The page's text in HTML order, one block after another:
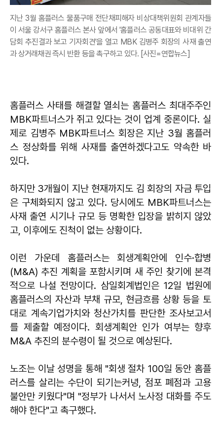
지난 3월 홈플러스 물품구매 전단채피해자 비상대책위원회 관계자들
이 서울 강서구 홈플러스 본사 앞에서 '홈플러스 공동대표와 비대위 간
담회 추진결과 보고 기자회견'을 열고 MBK 김병주 회장의 사재 출연
과 상거래채권 즉시 반환 등을 촉구하고 있다. [사진=연합뉴스]
홈플러스 사태를 해결할 열쇠는 홈플러스 최대주주인
MBK파트너스가 쥐고 있다는 것이 업계 중론이다. 실
제로 김병주 MBK파트너스 회장은 지난 3월 홈플러
스 정상화를 위해 사재를 출연하겠다고도 약속한 바
있다.
하지만 3개월이 지난 현재까지도 김 회장의 자금 투입
은 구체화되지 않고 있다. 당시에도 MBK파트너스는
사재 출연 시기나 규모 등 명확한 입장을 밝히지 않았
고, 이후에도 진척이 없는 상황이다.
이런 가운데 홈플러스는 회생계획안에 인수·합병
(M&A) 추진 계획을 포함시키며 새 주인 찾기에 본격
적으로 나설 전망이다. 삼일회계법인은 12일 법원에
홈플러스의 자산과 부채 규모, 현금흐름 상황 등을 토
대로 계속기업가치와 청산가치를 판단한 조사보고서
를 제출할 예정이다. 회생계획안 인가 여부는 향후
M&A 추진의 분수령이 될 것으로 예상된다.
노조는 이날 성명을 통해 "회생 절차 100일 동안 홈플
러스를 살리는 수단이 되기는커녕, 점포 폐점과 고용
불안만 키웠다"며 "정부가 나서서 노사정 대화를 주도
해야 한다"고 촉구했다.